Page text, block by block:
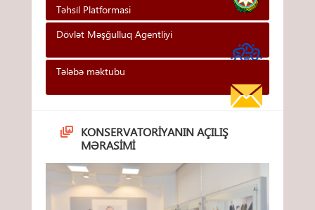
Təhsi̇l Platformasi
Dövlət Məşğulluq Agentliyi
Tələbə məktubu
KONSERVATORIYANIN AÇILIŞ
MƏRASIMI